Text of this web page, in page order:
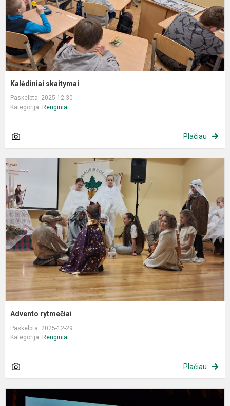
Kalėdiniai skaitymai
Paskelbta: 2025-12-30
Kategorija: Renginiai
Plačiau
Advento rytmečiai
Paskelbta: 2025-12-29
Kategorija: Renginiai
Plačiau